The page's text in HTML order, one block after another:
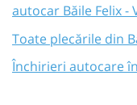
autocar Băile Felix -
Toate plecările din
Închirieri autocare